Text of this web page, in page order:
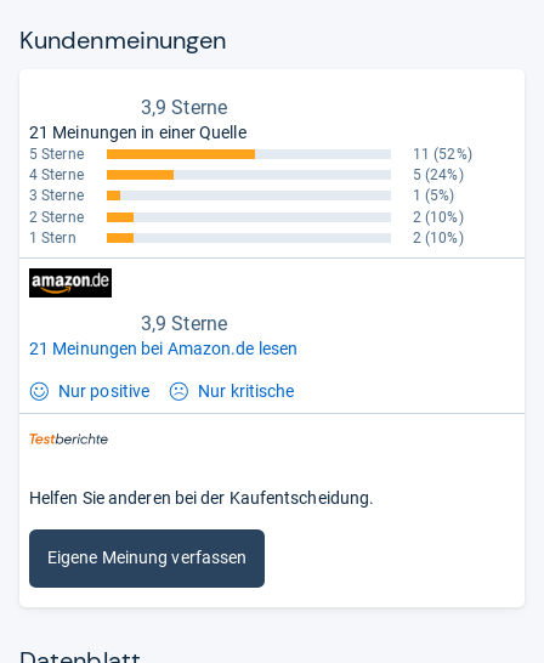
Kun­den­mei­nun­gen
3,9 Sterne
21 Meinungen in einer Quelle
5 Sterne 11 (52%)
4 Sterne
5 (24%)
3 Sterne
1 (5%)
2 Sterne
2 (10%)
1 Stern
2 (10%)
3,9 Sterne
21 Meinungen bei Amazon.de lesen
Nur positive Nur kritische
Helfen Sie anderen bei der Kaufentscheidung.
Eigene Meinung verfassen